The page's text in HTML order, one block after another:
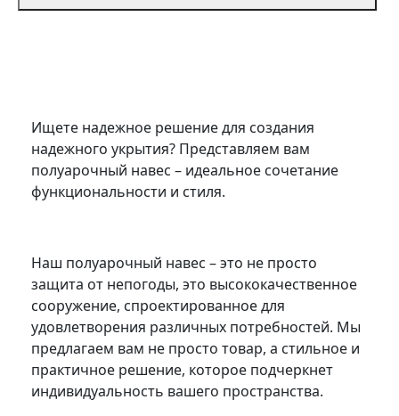
Ищете надежное решение для создания
надежного укрытия? Представляем вам
полуарочный навес – идеальное сочетание
функциональности и стиля.
Наш полуарочный навес – это не просто
защита от непогоды, это высококачественное
сооружение, спроектированное для
удовлетворения различных потребностей. Мы
предлагаем вам не просто товар, а стильное и
практичное решение, которое подчеркнет
индивидуальность вашего пространства.